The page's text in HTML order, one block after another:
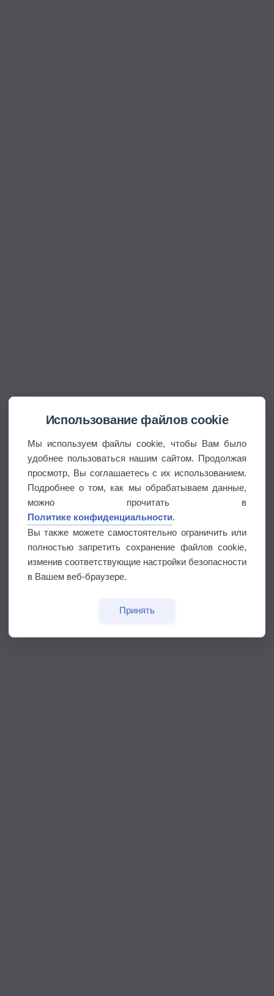
Использование файлов cookie
Мы используем файлы cookie, чтобы Вам было
удобнее пользоваться нашим сайтом. Продолжая
просмотр, Вы соглашаетесь с их использованием.
Подробнее о том, как мы обрабатываем данные,
можно прочитать в
Политике конфиденциальности.
Вы также можете самостоятельно ограничить или
полностью запретить сохранение файлов cookie,
изменив соответствующие настройки безопасности
в Вашем веб-браузере.
Принять